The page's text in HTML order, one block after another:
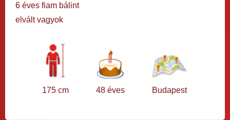
6 éves fiam bálint
elvált vagyok
175 cm 48 éves Budapest